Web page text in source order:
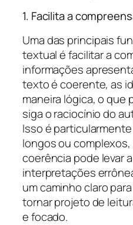
1. Facilita a
Uma das principais
textual é facilitar a
informações
texto é coerente, as
maneira lógica, o que
siga o raciocínio do
Isso é
longos ou
coerência pode levar
interpretações
um caminho claro
tornar projeto de
e focado.